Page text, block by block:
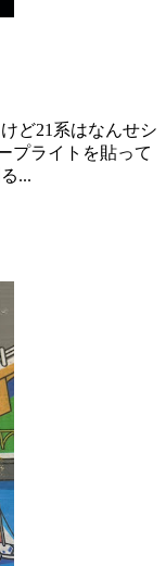
ど21系はなんせシ
プライトを貼って
...